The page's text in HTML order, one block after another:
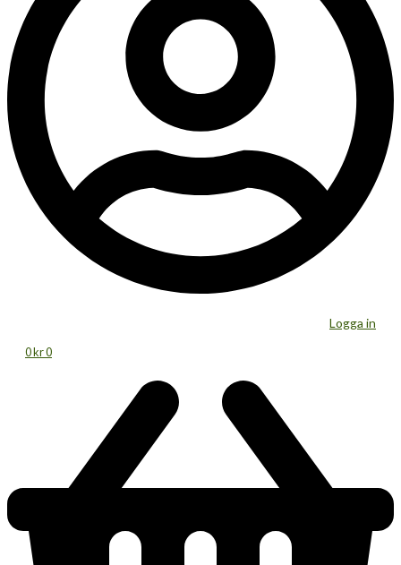
Logga in
0kr0